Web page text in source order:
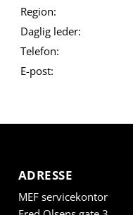
Region:
Daglig leder:
Telefon:
E-post:
ADRESSE
MEF servicekontor